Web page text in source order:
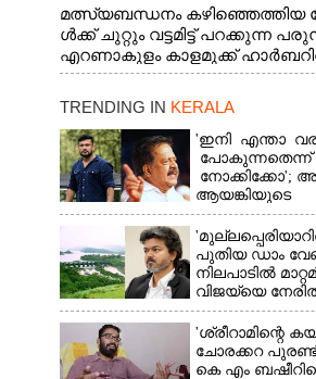
മത്സ്യബന്ധനം കഴിഞ്ഞെത്തിയ
ൾക്ക് ചുറ്റും വട്ടമിട്ട് പറക്കുന്ന
എറണാകുളം കാളമുക്ക്
ള്ള കാഴ്ച
TRENDING IN KERALA
'ഇനി എന്താ
പോകുന്നതെന്ന്
നോക്കിക്കോ';
ആയങ്കിയുടെ
ചെന്നിത്തല
പുതിയ ഡാം
നിലപാടിൽ
വിജയ്‌യെ
സർക്കാർ
'ശ്രീറാമിന്റെ
ചോരക്കറ
കെ എം